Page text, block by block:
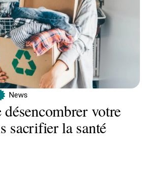
News
désencombrer votre
sacrifier la santé